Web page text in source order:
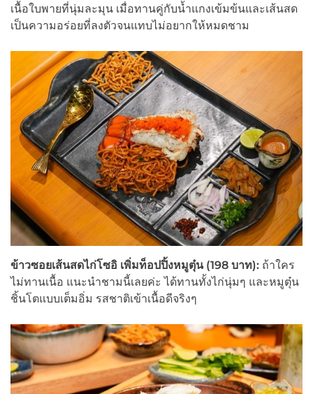
เนื้อใบพายที่นุ่มละมุน เมื่อทานคู่กับน้ำแกงเข้มข้นและเส้นสด
เป็นความอร่อยที่ลงตัวจนแทบไม่อยากให้หมดชาม
ข้าวซอยเส้นสดไก่โซอิ เพิ่มท็อปปิ้งหมูตุ๋น (198 บาท): ถ้าใคร
ไม่ทานเนื้อ แนะนำชามนี้เลยค่ะ ได้ทานทั้งไก่นุ่มๆ และหมูตุ๋น
ชิ้นโตแบบเต็มอิ่ม รสชาติเข้าเนื้อดีจริงๆ